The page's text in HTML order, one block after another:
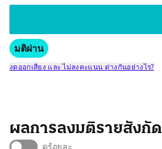
มติผ่าน
งดออกเสียง และ ไม่ลงคะแนน ต่างกันอย่างไร?
ผลการลงมติรายสังกัด
ดูร้อยละ